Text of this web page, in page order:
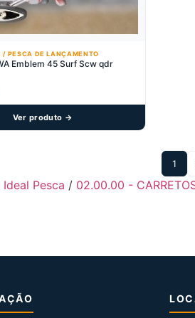
/ PESCA DE LANÇAMENTO
Emblem 45 Surf Scw qdr
Ver produto →
1
Ideal Pesca / 02.00.00 -